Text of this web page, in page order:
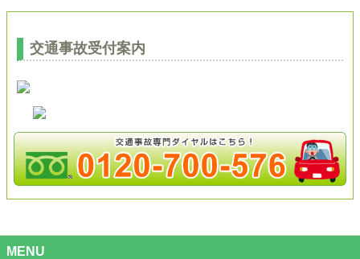
交通事故受付案内
MENU